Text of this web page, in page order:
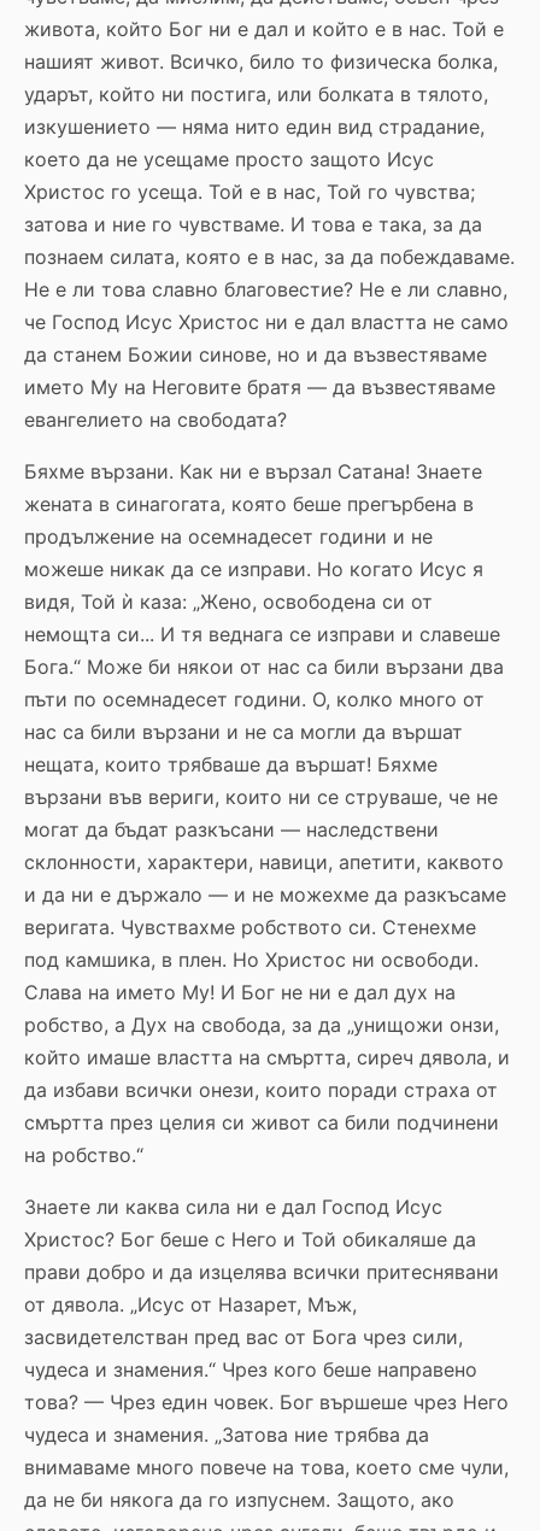
живота, който Бог ни е дал и който е в нас. Той е
нашият живот. Всичко, било то физическа болка,
ударът, който ни постига, или болката в тялото,
изкушението — няма нито един вид страдание,
което да не усещаме просто защото Исус
Христос го усеща. Той е в нас, Той го чувства;
затова и ние го чувстваме. И това е така, за да
познаем силата, която е в нас, за да побеждаваме.
Не е ли това славно благовестие? Не е ли славно,
че Господ Исус Христос ни е дал властта не само
да станем Божии синове, но и да възвестяваме
името Му на Неговите братя — да възвестяваме
евангелието на свободата?
Бяхме вързани. Как ни е вързал Сатана! Знаете
жената в синагогата, която беше прегърбена в
продължение на осемнадесет години и не
можеше никак да се изправи. Но когато Исус я
видя, Той ѝ каза: „Жено, освободена си от
немощта си... И тя веднага се изправи и славеше
Бога.“ Може би някои от нас са били вързани два
пъти по осемнадесет години. О, колко много от
нас са били вързани и не са могли да вършат
нещата, които трябваше да вършат! Бяхме
вързани във вериги, които ни се струваше, че не
могат да бъдат разкъсани — наследствени
склонности, характери, навици, апетити, каквото
и да ни е държало — и не можехме да разкъсаме
веригата. Чувствахме робството си. Стенехме
под камшика, в плен. Но Христос ни освободи.
Слава на името Му! И Бог не ни е дал дух на
робство, а Дух на свобода, за да „унищожи онзи,
който имаше властта на смъртта, сиреч дявола, и
да избави всички онези, които поради страха от
смъртта през целия си живот са били подчинени
на робство.“
Знаете ли каква сила ни е дал Господ Исус
Христос? Бог беше с Него и Той обикаляше да
прави добро и да изцелява всички притеснявани
от дявола. „Исус от Назарет, Мъж,
засвидетелстван пред вас от Бога чрез сили,
чудеса и знамения.“ Чрез кого беше направено
това? — Чрез един човек. Бог вършеше чрез Него
чудеса и знамения. „Затова ние трябва да
внимаваме много повече на това, което сме чули,
да не би някога да го изпуснем. Защото, ако